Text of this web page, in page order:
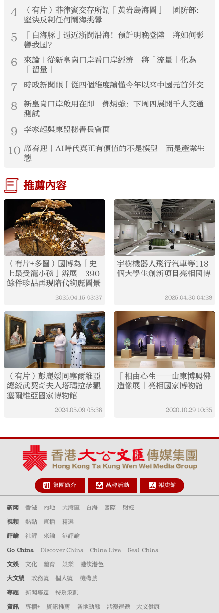
4
（有片）菲律賓交存所謂「黃岩島海圖」 國防部：
堅決反制任何鬧海挑釁
5
「白海豚」逼近浙閩沿海！預計明晚登陸 將如何影
響我國？
6
來論｜從新皇崗口岸看口岸經濟 將「流量」化為
「留量」
7 時政新聞眼丨從四個維度讀懂今年以來中國元首外交
8
新皇崗口岸啟用在即 鄧炳強：下周四展開千人交通
測試
9 李家超與東盟秘書長會面
10 席春迎丨AI時代真正有價值的不是模型 而是產業生
態
推薦內容
（有片+多圖）國博為「史
上最受寵小孩」辦展 390
餘件珍品再現隋代絢麗圖景
2026.04.15 03:37
宇樹機器人飛行汽車等118
個大學生創新項目亮相國博
2025.04.30 04:28
（有片）彭麗媛同塞爾維亞
總統武契奇夫人塔瑪拉參觀
塞爾維亞國家博物館
2024.05.09 05:38
「相由心生——山東博興佛
造像展」亮相國家博物舘
2020.10.29 10:35
集團簡介 品牌活動 報史館
新聞 香港 內地 大灣區 台海 國際 財經
視頻 熱點 直播 精選
評論 社評 來論 港評論
Go China Discover China China Live Real China
文娛 文化 體育 娛樂 港飲港色
大文號 政務號 個人號 機構號
專題 新聞專題 特別策劃
資訊 專欄+ 資訊推薦 各地動態 港澳速遞 大文健康